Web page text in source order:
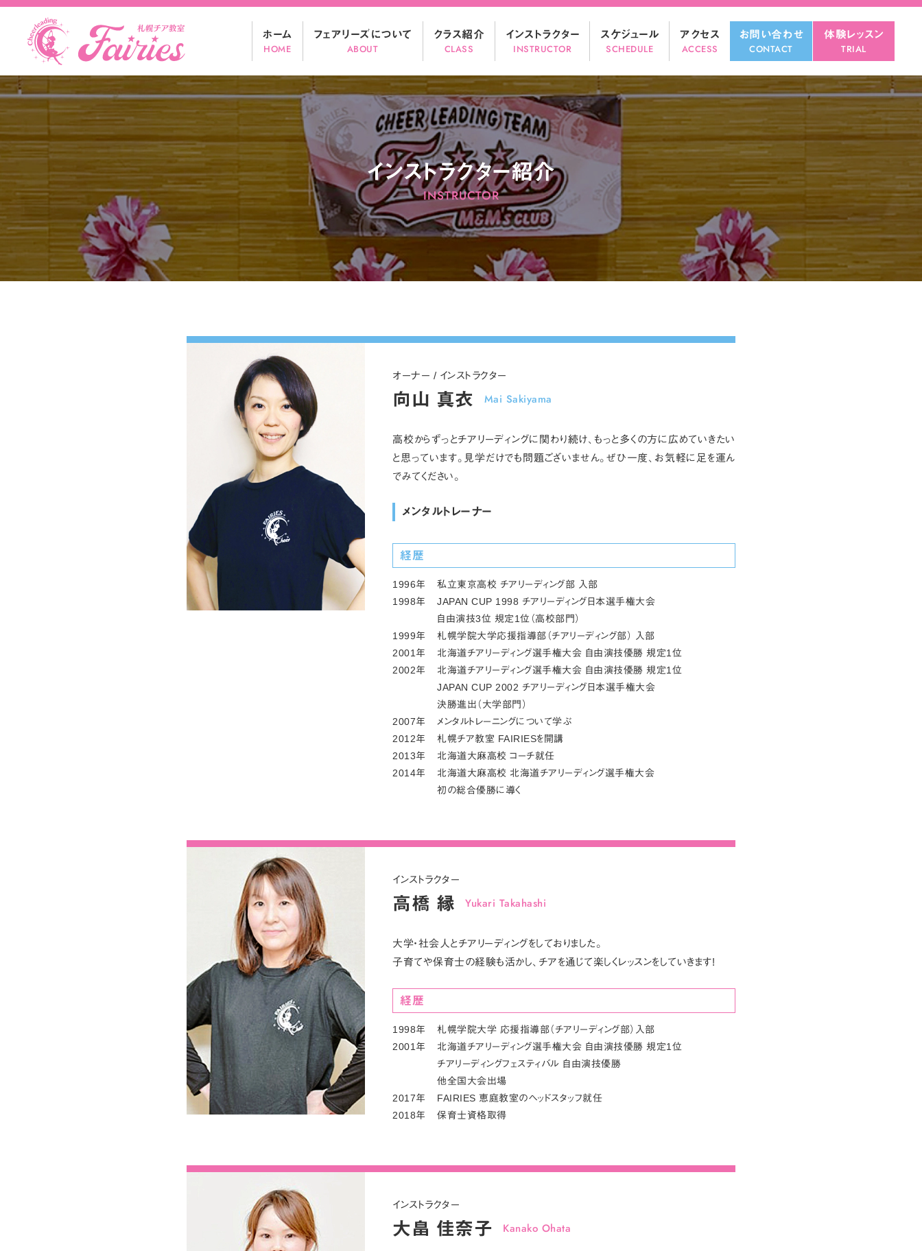
ン
ツ
へ
ス
キ
ッ
プ
ホーム
HOME
フェアリーズについて
ABOUT
クラス紹介
CLASS
インストラクター
INSTRUCTOR
スケジュール
SCHEDULE
アクセス
ACCESS
お問い合わせ
CONTACT
体験レッスン
TRIAL
インストラクター紹介
INSTRUCTOR
オーナー / インストラクター
向山 真衣 Mai Sakiyama
高校からずっとチアリーディングに関わり続け、もっと多くの方に広めていきたい
と思っています。見学だけでも問題ございません。ぜひ一度、お気軽に足を運ん
でみてください。
メンタルトレーナー
経歴
1996年
私立東京高校 チアリーディング部 入部
1998年
JAPAN CUP 1998 チアリーディング日本選手権大会
自由演技3位 規定1位（高校部門）
1999年
札幌学院大学応援指導部（チアリーディング部） 入部
2001年
北海道チアリーディング選手権大会 自由演技優勝 規定1位
2002年
北海道チアリーディング選手権大会 自由演技優勝 規定1位
JAPAN CUP 2002 チアリーディング日本選手権大会
決勝進出（大学部門）
2007年
メンタルトレーニングについて学ぶ
2012年
札幌チア教室 FAIRIESを開講
2013年
北海道大麻高校 コーチ就任
2014年
北海道大麻高校 北海道チアリーディング選手権大会
初の総合優勝に導く
インストラクター
高橋 縁 Yukari Takahashi
大学・社会人とチアリーディングをしておりました。
子育てや保育士の経験も活かし、チアを通じて楽しくレッスンをしていきます!
経歴
1998年
札幌学院大学 応援指導部（チアリーディング部）入部
2001年
北海道チアリーディング選手権大会 自由演技優勝 規定1位
チアリーディングフェスティバル 自由演技優勝
他全国大会出場
2017年
FAIRIES 恵庭教室のヘッドスタッフ就任
2018年
保育士資格取得
インストラクター
大畠 佳奈子 Kanako Ohata
ツ
キ
ッ
プ